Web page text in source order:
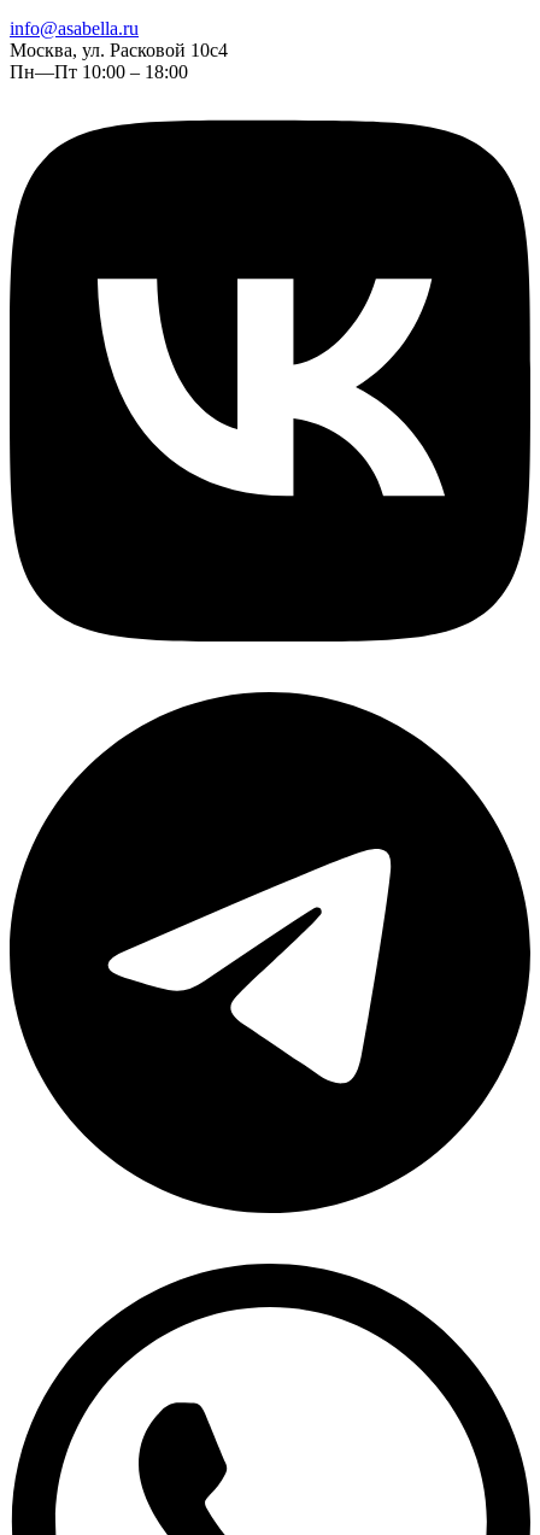
info@asabella.ru
Москва, ул. Расковой 10с4
Пн—Пт 10:00 – 18:00